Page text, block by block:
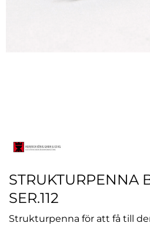
STRUKTURPENNA
SER.112
Strukturpenna för att få till